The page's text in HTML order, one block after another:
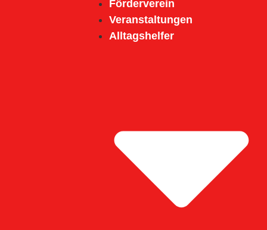
Förderverein
Veranstaltungen
Alltagshelfer